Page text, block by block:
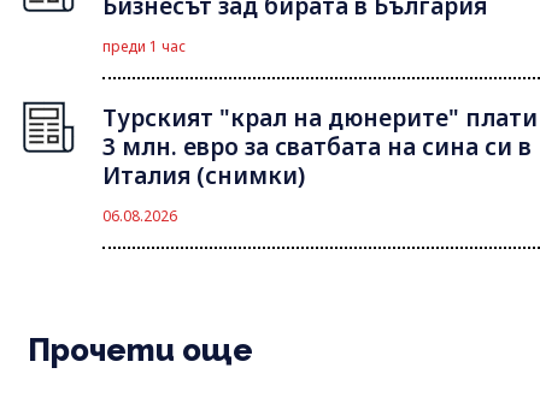
преди 1 час
Турският "крал на дюнерите" плати
3 млн. евро за сватбата на сина си в
Италия (снимки)
06.08.2026
Прочети още